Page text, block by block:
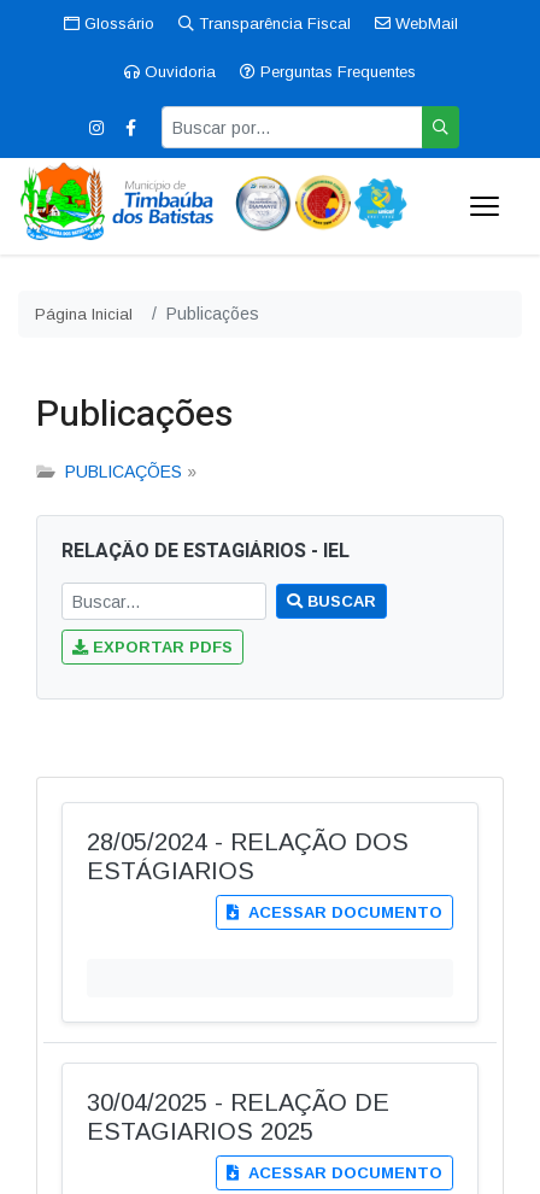
Glossário Transparência Fiscal WebMail
Ouvidoria Perguntas Frequentes
Página Inicial Publicações
Publicações
PUBLICAÇÕES »
RELAÇÃO DE ESTAGIÁRIOS - IEL
BUSCAR
EXPORTAR PDFS
28/05/2024 - RELAÇÃO DOS
ESTÁGIARIOS
ACESSAR DOCUMENTO
30/04/2025 - RELAÇÃO DE
ESTAGIARIOS 2025
ACESSAR DOCUMENTO